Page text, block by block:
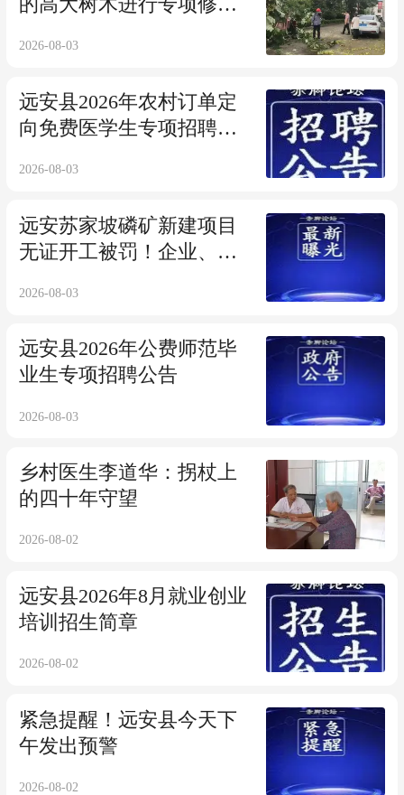
的高大树木进行专项修剪
2026-08-03
远安县2026年农村订单定
向免费医学生专项招聘公
2026-08-03
远安苏家坡磷矿新建项目
无证开工被罚！企业、主
2026-08-03
远安县2026年公费师范毕
业生专项招聘公告
2026-08-03
乡村医生李道华：拐杖上
的四十年守望
2026-08-02
远安县2026年8月就业创业
培训招生简章
2026-08-02
紧急提醒！远安县今天下
午发出预警
2026-08-02